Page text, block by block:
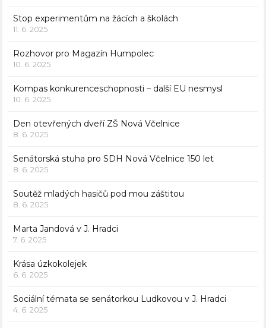
Stop experimentům na žácích a školách
11. 6. 2025
Rozhovor pro Magazín Humpolec
10. 6. 2025
Kompas konkurenceschopnosti – další EU nesmysl
10. 6. 2025
Den otevřených dveří ZŠ Nová Včelnice
8. 6. 2025
Senátorská stuha pro SDH Nová Včelnice 150 let
8. 6. 2025
Soutěž mladých hasičů pod mou záštitou
8. 6. 2025
Marta Jandová v J. Hradci
7. 6. 2025
Krása úzkokolejek
6. 6. 2025
Sociální témata se senátorkou Ludkovou v J. Hradci
4. 6. 2025